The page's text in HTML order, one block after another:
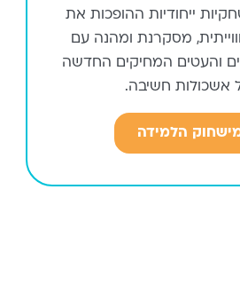
ייחודיות ההופכות את
מסקרנת ומהנה עם
והעטים המחיקים החדשה
אשכולות חשיבה.
הלמידה